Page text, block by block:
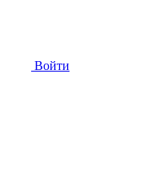
Войти